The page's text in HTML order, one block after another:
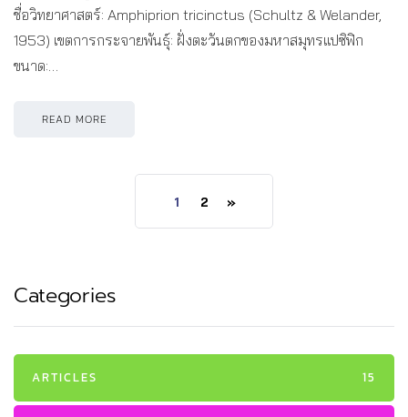
ชื่อวิทยาศาสตร์: Amphiprion tricinctus (Schultz & Welander,
1953) เขตการกระจายพันธุ์: ฝั่งตะวันตกของมหาสมุทรแปซิฟิก
ขนาด:…
READ MORE
1 2 »
Categories
ARTICLES 15